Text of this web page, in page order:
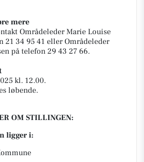
mere
Områdeleder Marie Louise
21 34 95 41 eller Områdeleder
på telefon 29 43 27 66.
kl. 12.00.
løbende.
OM STILLINGEN:
ligger i: